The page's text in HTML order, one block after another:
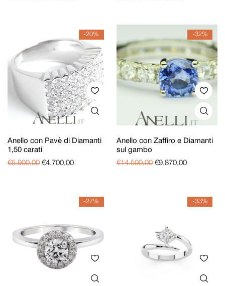
-20%
Anello con Pavè di Diamanti
1,50 carati
€5.900,00 €4.700,00
-32%
Anello con Zaffiro e Diamanti
sul gambo
€14.500,00 €9.870,00
-27% -33%